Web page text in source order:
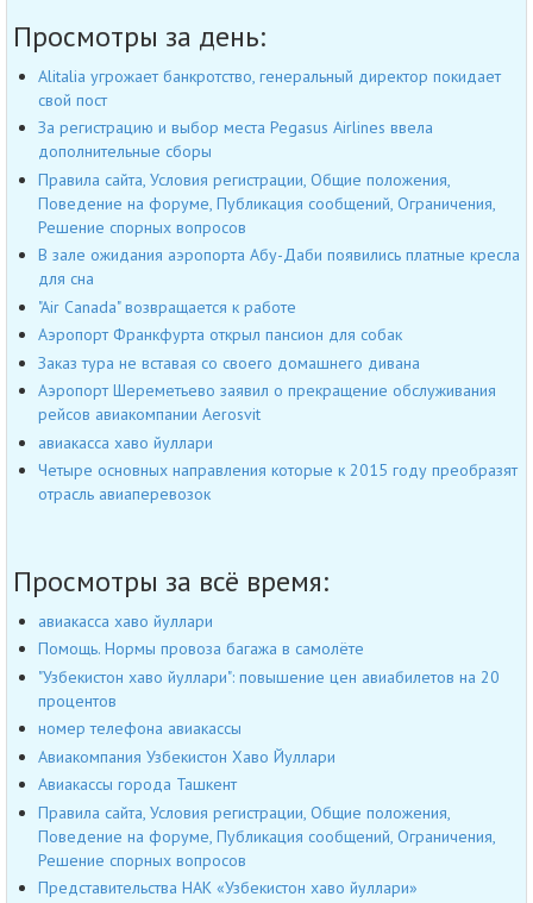
Просмотры за день:
Alitalia угрожает банкротство, генеральный директор покидает
свой пост
За регистрацию и выбор места Pegasus Airlines ввела
дополнительные сборы
Правила сайта, Условия регистрации, Общие положения,
Поведение на форуме, Публикация сообщений, Ограничения,
Решение спорных вопросов
В зале ожидания аэропорта Абу-Даби появились платные кресла
для сна
"Air Canada" возвращается к работе
Аэропорт Франкфурта открыл пансион для собак
Заказ тура не вставая со своего домашнего дивана
Аэропорт Шереметьево заявил о прекращение обслуживания
рейсов авиакомпании Aerosvit
авиакасса хаво йуллари
Четыре основных направления которые к 2015 году преобразят
отрасль авиаперевозок
Просмотры за всё время:
авиакасса хаво йуллари
Помощь. Нормы провоза багажа в самолёте
"Узбекистон хаво йуллари": повышение цен авиабилетов на 20
процентов
номер телефона авиакассы
Авиакомпания Узбекистон Хаво Йуллари
Авиакассы города Ташкент
Правила сайта, Условия регистрации, Общие положения,
Поведение на форуме, Публикация сообщений, Ограничения,
Решение спорных вопросов
Представительства НАК «Узбекистон хаво йуллари»